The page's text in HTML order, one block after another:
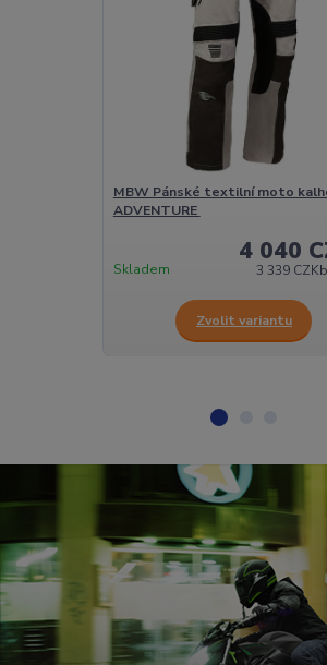
MBW Pánské textilní moto
ADVENTURE
4 040
3 339 CZK
Skladem
Zvolit variantu